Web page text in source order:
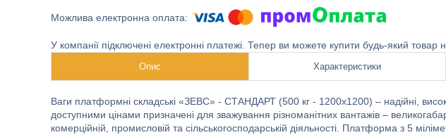
У компанії підключені електронні платежі. Тепер ви можете купити будь-який товар
Опис Характеристики
Ваги платформні складські «ЗЕВС» - СТАНДАРТ (500 кг - 1200х1200) – надійні,
доступними цінами призначені для зважування різноманітних вантажів –
комерційній, промисловій та сільськогосподарській діяльності. Платформа з 5